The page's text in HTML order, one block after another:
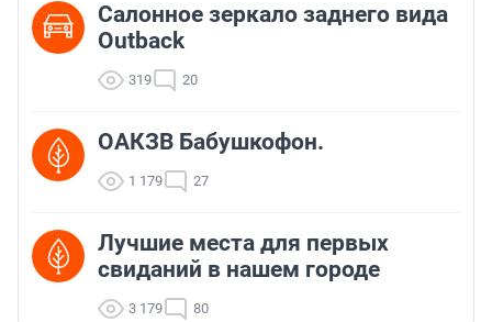
Салонное зеркало заднего вида
Outback
319 20
ОАКЗВ Бабушкофон.
1 179 27
Лучшие места для первых
свиданий в нашем городе
3 179 80